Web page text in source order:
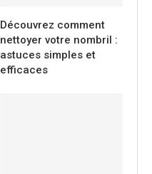
Découvrez comment
nettoyer votre nombril :
astuces simples et
efficaces